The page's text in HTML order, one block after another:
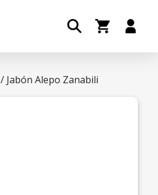
/ Jabón Alepo Zanabili